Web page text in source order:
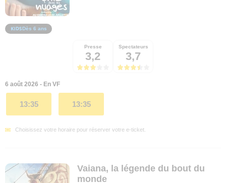
Dès 6 ans
Presse
3,2
Spectateurs
3,7
6 août 2026 - En VF
13:35 13:35
Choisissez votre horaire pour réserver votre e-ticket.
Vaiana, la légende du bout du
monde